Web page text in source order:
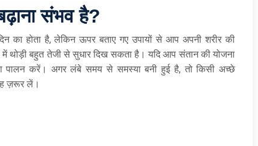
संभव है?
का होता है, लेकिन ऊपर बताए गए उपायों से आप अपनी शरीर की
थोड़ी बहुत तेजी से सुधार दिख सकता है। यदि आप संतान की योजना
पालन करें। अगर लंबे समय से समस्या बनी हुई है, तो किसी अच्छे
ज़रूर लें।